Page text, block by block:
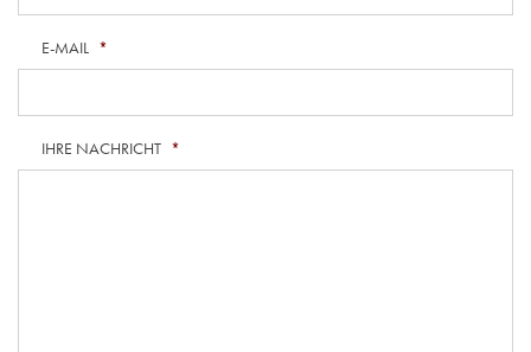
E-MAIL *
IHRE NACHRICHT *